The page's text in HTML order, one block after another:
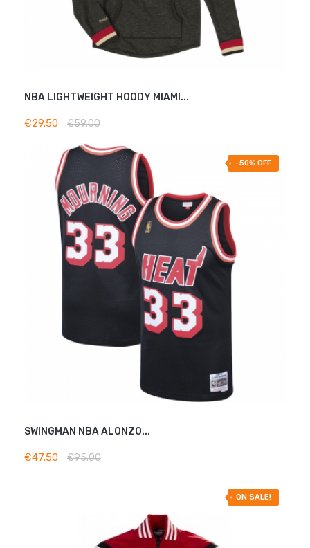
NBA LIGHTWEIGHT HOODY MIAMI...
€29.50 €59.00
-50% OFF
SWINGMAN NBA ALONZO...
€47.50 €95.00
-30% OFF
ON SALE!